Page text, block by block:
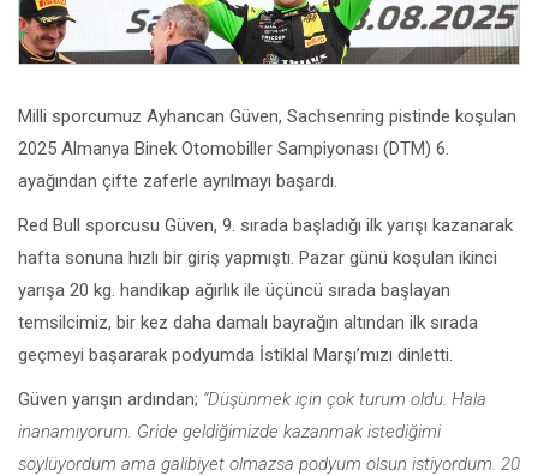
Milli sporcumuz Ayhancan Güven, Sachsenring pistinde koşulan
2025 Almanya Binek Otomobiller Sampiyonası (DTM) 6.
ayağından çifte zaferle ayrılmayı başardı.
Red Bull sporcusu Güven, 9. sırada başladığı ilk yarışı kazanarak
hafta sonuna hızlı bir giriş yapmıştı. Pazar günü koşulan ikinci
yarışa 20 kg. handikap ağırlık ile üçüncü sırada başlayan
temsilcimiz, bir kez daha damalı bayrağın altından ilk sırada
geçmeyi başararak podyumda İstiklal Marşı’mızı dinletti.
Güven yarışın ardından; “Düşünmek için çok turum oldu. Hala
inanamıyorum. Gride geldiğimizde kazanmak istediğimi
söylüyordum ama galibiyet olmazsa podyum olsun istiyordum. 20